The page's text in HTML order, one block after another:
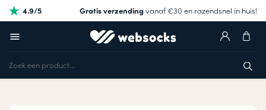
4.9/5 Gratis verzendingvanaf €30 en razendsnel in huis!